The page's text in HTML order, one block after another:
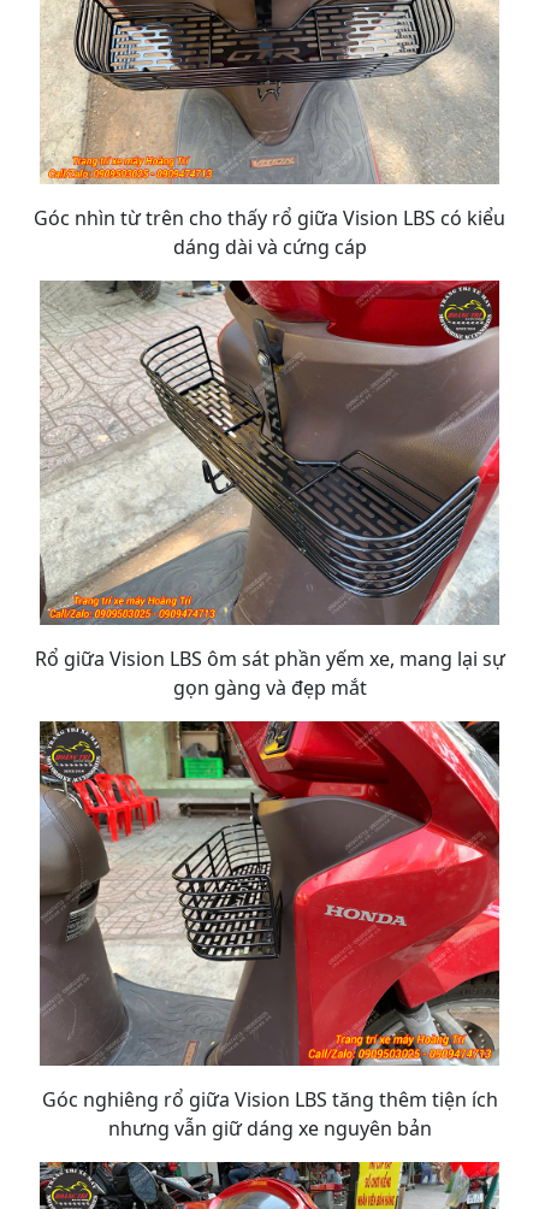
Góc nhìn từ trên cho thấy rổ giữa Vision LBS có kiểu
dáng dài và cứng cáp
Rổ giữa Vision LBS ôm sát phần yếm xe, mang lại sự
gọn gàng và đẹp mắt
Góc nghiêng rổ giữa Vision LBS tăng thêm tiện ích
nhưng vẫn giữ dáng xe nguyên bản